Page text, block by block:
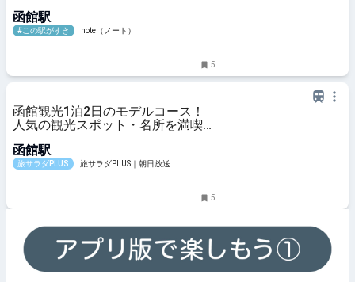
函館駅
#この駅がすき note（ノート）
5
函館観光1泊2日のモデルコース！
人気の観光スポット・名所を満喫で
函館駅
旅サラダPLUS 旅サラダPLUS｜朝日放送
5